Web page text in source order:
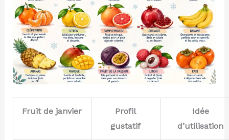
Fruit de janvier
Profil
gustatif
Idée
d’utilisation